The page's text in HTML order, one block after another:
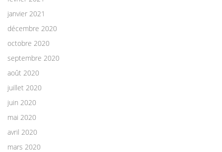
janvier 2021
décembre 2020
octobre 2020
septembre 2020
août 2020
juillet 2020
juin 2020
mai 2020
avril 2020
mars 2020